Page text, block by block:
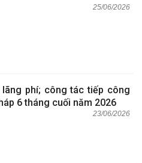
25/06/2026
phí; công tác tiếp công
6 tháng cuối năm 2026
23/06/2026